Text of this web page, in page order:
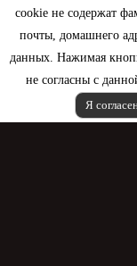
cookie не содержат
почты, домашнего
данных. Нажимая
не согласны с
Я
Контактная